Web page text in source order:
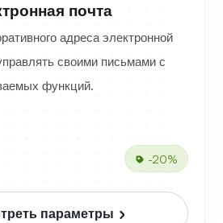
почта
адреса электронной
своими письмами с
функций.
-20%
параметры